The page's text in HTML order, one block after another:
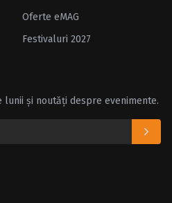
Oferte eMAG
Festivaluri 2027
și noutăți despre evenimente.